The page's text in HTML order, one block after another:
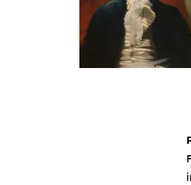
Thomas Jefferson (1743–1826) og